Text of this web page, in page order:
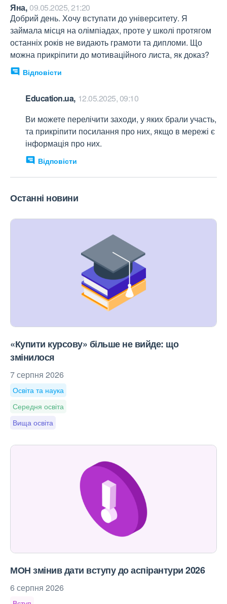
Яна, 09.05.2025, 21:20
Добрий день. Хочу вступати до університету. Я
займала місця на олімпіадах, проте у школі протягом
останніх років не видають грамоти та дипломи. Що
можна прикріпити до мотиваційного листа, як доказ?
Відповісти
Education.ua, 12.05.2025, 09:10
Ви можете перелічити заходи, у яких брали участь,
та прикріпити посилання про них, якщо в мережі є
інформація про них.
Відповісти
Останні новини
«Купити курсову» більше не вийде: що
змінилося
7 серпня 2026
Освіта та наука
Середня освіта
Вища освіта
МОН змінив дати вступу до аспірантури 2026
6 серпня 2026